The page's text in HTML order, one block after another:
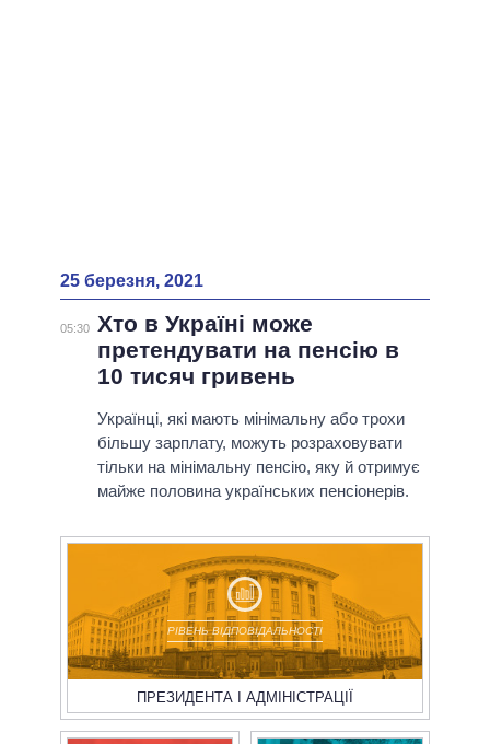
25 березня, 2021
05:30 Хто в Україні може
претендувати на пенсію в
10 тисяч гривень
Українці, які мають мінімальну або трохи
більшу зарплату, можуть розраховувати
тільки на мінімальну пенсію, яку й отримує
майже половина українських пенсіонерів.
РІВЕНЬ ВІДПОВІДАЛЬНОСТІ
ПРЕЗИДЕНТА І АДМІНІСТРАЦІЇ